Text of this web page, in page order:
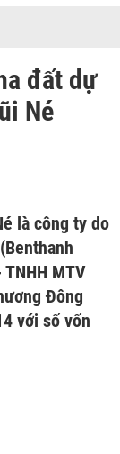
đất dự
Né
là công ty do
MTV
Đông
với số vốn